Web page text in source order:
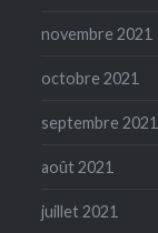
novembre 2021
octobre 2021
septembre 2021
août 2021
juillet 2021